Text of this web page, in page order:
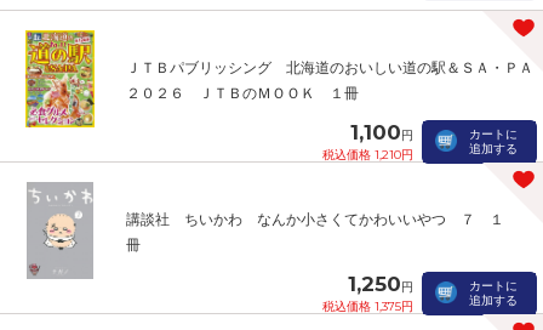
ＪＴＢパブリッシング 北海道のおいしい道の駅＆ＳＡ・ＰＡ
２０２６ ＪＴＢのＭＯＯＫ １冊
1,100円
税込価格 1,210円
カートに
追加する
講談社 ちいかわ なんか小さくてかわいいやつ ７ １
冊
1,250円
税込価格 1,375円
カートに
追加する